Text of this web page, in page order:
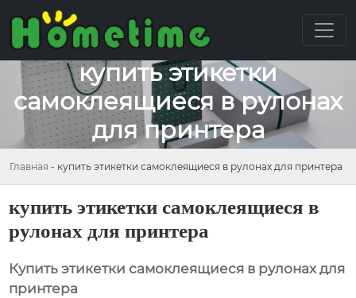
купить этикетки
самоклеящиеся в рулонах
для принтера
Главная - купить этикетки самоклеящиеся в рулонах для принтера
купить этикетки самоклеящиеся в
рулонах для принтера
Купить этикетки самоклеящиеся в рулонах для
принтера